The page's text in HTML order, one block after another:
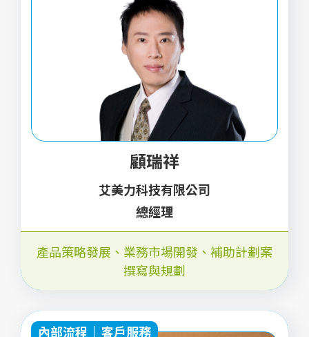
顧瑞祥
艾美力科技有限公司
總經理
產品策略發展、業務市場開發、補助計劃案
撰寫與規劃
內部流程 客戶服務